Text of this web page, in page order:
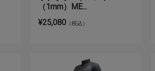
（1mm）ME...
¥25,080（税込）